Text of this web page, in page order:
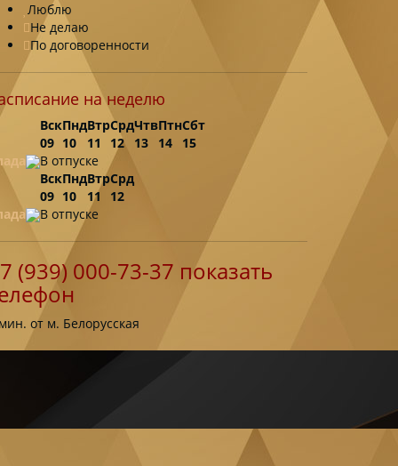
Люблю
Не делаю
По договоренности
на неделю
Вск
09
Пнд
10
Втр
11
Срд
12
Чтв
13
Птн
14
Сбт
15
В отпуске
Вск
09
Пнд
10
Втр
11
Срд
12
В отпуске
(939) 000-73-37 показать
от м. Белорусская